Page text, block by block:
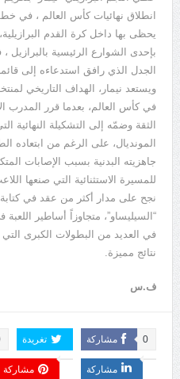
انطلاق نهائيات كأس العالم ، في
يحظى بها داخل كرة القدم
بإحدى الشوارع الرئيسية
الجدل الذي رافق استدعاءه إلى
ويستعد نيمار، الهداف التاريخي
في كأس العالم، بعدما قرر المدرب
الثقة وضمّه إلى التشكيلة
المونديال، على الرغم من ابتعاده
جاهزيته البدنية بسبب الإصابات
للمسيرة الاستثنائية التي صنعها
نجح على مدار أكثر من عقد في
“السيليساو”، متجاوزاً أساطير
في العديد من البطولات الكبرى التي
نتائج مميزة
ف.س
مشاركة 0 تغريدة
مشاركة مشاركة